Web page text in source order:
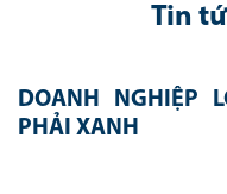
Tin
DOANH NGHIỆP
PHẢI XANH